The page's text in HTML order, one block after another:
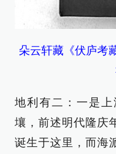
朵云轩藏《伏庐考
地利有二：一是
壤，前述明代隆庆
诞生于这里，而海